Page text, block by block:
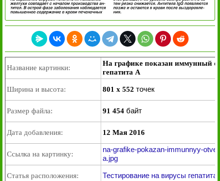
Название картинки:
На графике показан иммунный
гепатита А
Ширина и высота: 801 x 552 точек
Размер файла: 91 454 байт
Дата добавления: 12 Мая 2016
Ссылка на картинку:
na-grafike-pokazan-immunnyy-
a.jpg
Статья расположения: Тестирование на вирусы